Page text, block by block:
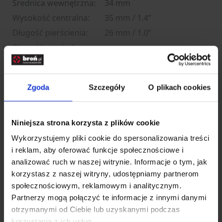
Zgoda Szczegóły O plikach cookies
Niniejsza strona korzysta z plików cookie
Wykorzystujemy pliki cookie do spersonalizowania treści
i reklam, aby oferować funkcje społecznościowe i
analizować ruch w naszej witrynie. Informacje o tym, jak
korzystasz z naszej witryny, udostępniamy partnerom
społecznościowym, reklamowym i analitycznym.
Partnerzy mogą połączyć te informacje z innymi danymi
otrzymanymi od Ciebie lub uzyskanymi podczas
Średnica wewnętrzna:
34 mm
Wysokość centralna:
35 mm / 1.4”
Długość pierścienia:
26 mm / 1.0”
Długość pomiędzy
obejmami:
Ilość śrub na pierścień: 6
aluminium
Kolor:
czarny
Waga:
250 g / 8.8 oz
Rozwiń opis
Dane techniczne